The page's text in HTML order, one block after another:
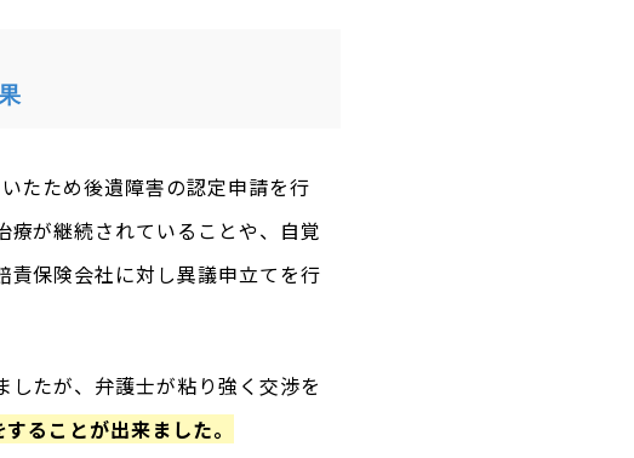
たため後遺障害の認定申請を行
が継続されていることや、自覚
保険会社に対し異議申立てを行
たが、弁護士が粘り強く交渉を
ることが出来ました。